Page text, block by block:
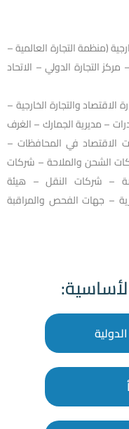
(منظمة التجارة العالمية –
التجارة الدولي – الاتحاد
الاقتصاد والتجارة الخارجية –
– مديرية الجمارك – الغرف
الاقتصاد في المحافظات –
الشحن والملاحة – شركات
– شركات النقل – هيئة
– جهات الفحص والمراقبة